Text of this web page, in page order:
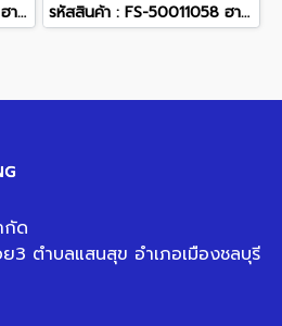
รหัสสินค้า : FS-50011062 ฮาร์ดร็อค สีน้ำตาล 40 x 40 x 3 ซม. รหัสสินค้า : FS-50011058 ฮาร์ดร็อค สีเทา 40 x 40 x 3 ซม.
กัด
ตำบลแสนสุข อำเภอเมืองชลบุรี